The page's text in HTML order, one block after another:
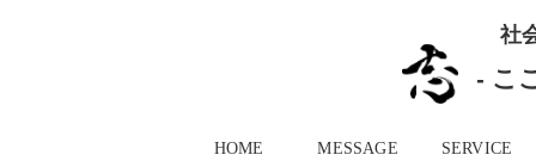
社
- こ
HOME MESSAGE SERVICE